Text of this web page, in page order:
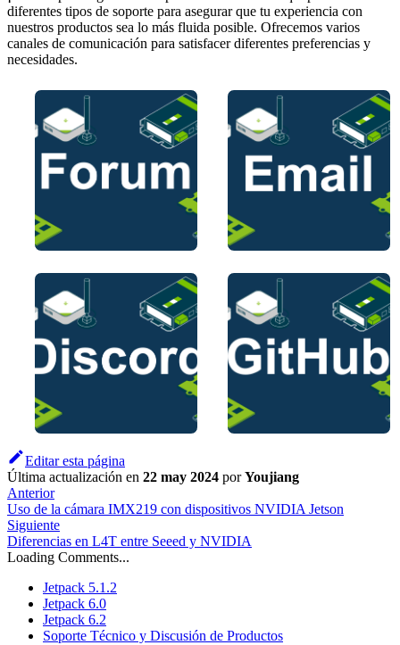
diferentes tipos de soporte para asegurar que tu experiencia con
nuestros productos sea lo más fluida posible. Ofrecemos varios
canales de comunicación para satisfacer diferentes preferencias y
necesidades.
Editar esta página
Última actualización en 22 may 2024 porYoujiang
Anterior
Uso de la cámara IMX219 con dispositivos NVIDIA Jetson
Siguiente
Diferencias en L4T entre Seeed y NVIDIA
Loading Comments...
Jetpack 5.1.2
Jetpack 6.0
Jetpack 6.2
Soporte Técnico y Discusión de Productos